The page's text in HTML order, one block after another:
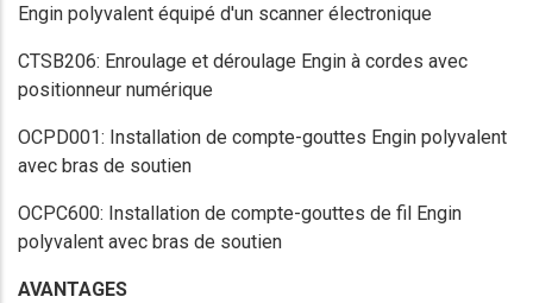
Engin polyvalent équipé d'un scanner électronique
CTSB206: Enroulage et déroulage Engin à cordes avec
positionneur numérique
OCPD001: Installation de compte-gouttes Engin polyvalent
avec bras de soutien
OCPC600: Installation de compte-gouttes de fil Engin
polyvalent avec bras de soutien
AVANTAGES